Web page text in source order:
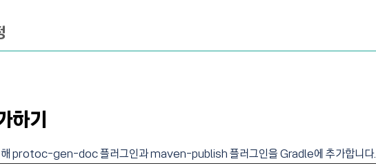
하기
해 protoc-gen-doc 플러그인과 maven-publish 플러그인을 Gradle에 추가합니다.